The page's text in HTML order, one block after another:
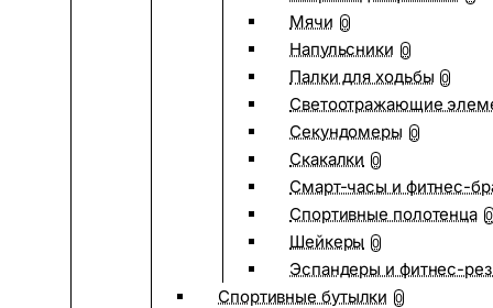
Мячи 0
Напульсники 0
Палки для ходьбы 0
Светоотражающие
Секундомеры 0
Скакалки 0
Смарт-часы и фитнес-
Спортивные полотенца 0
Шейкеры 0
Эспандеры и фитнес-
Спортивные бутылки 0